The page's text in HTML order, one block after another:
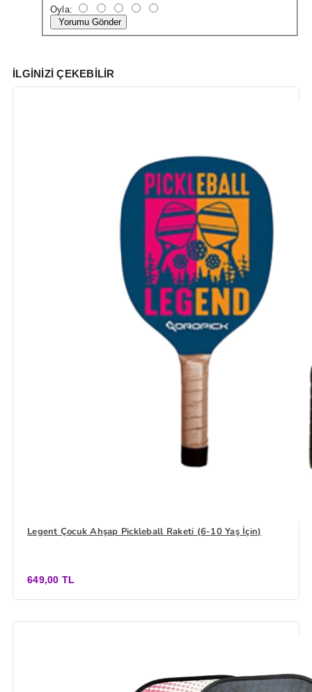
Oyla:
Yorumu Gönder
İLGINIZI ÇEKEBILIR
Legent Çocuk Ahşap Pickleball Raketi (6-10 Yaş İçin)
649,00 TL